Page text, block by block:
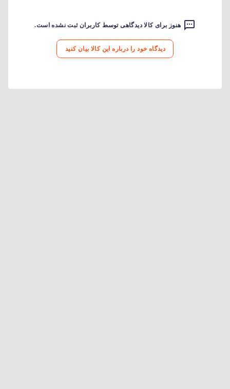
هنوز برای کالا دیدگاهی توسط کاربران ثبت نشده است.
دیدگاه خود را درباره این کالا بیان کنید